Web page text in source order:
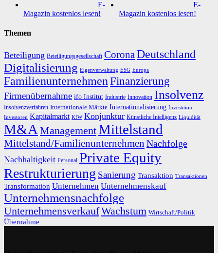
E-
Magazin kostenlos lesen!
E-
Magazin kostenlos lesen!
Themen
Beteiligung Beteiligungsgesellschaft CoronaDeutschland
Digitalisierung Eigenverwaltung ESG Europa
Familienunternehmen Finanzierung
Firmenübernahme ifo Institut Industrie Innovation Insolvenz
Insolvenzverfahren Internationale Märkte Internationalisierung Investition
Investoren Kapitalmarkt KfW Konjunktur Künstliche Intelligenz Liquidität
M&A ManagementMittelstand
Mittelstand/Familienunternehmen Nachfolge
Nachhaltigkeit Personal Private Equity
Restrukturierung Sanierung Transaktion Transaktionen
Transformation Unternehmen Unternehmenskauf
Unternehmensnachfolge
UnternehmensverkaufWachstum Wirtschaft/Politik
Übernahme